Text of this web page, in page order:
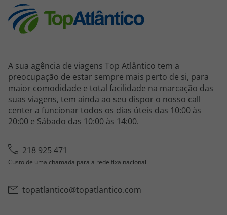
A sua agência de viagens Top Atlântico tem a
preocupação de estar sempre mais perto de si, para
maior comodidade e total facilidade na marcação das
suas viagens, tem ainda ao seu dispor o nosso call
center a funcionar todos os dias úteis das 10:00 às
20:00 e Sábado das 10:00 às 14:00.
218 925 471
Custo de uma chamada para a rede fixa nacional
topatlantico@topatlantico.com